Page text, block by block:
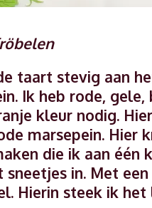
taart stevig aan
Ik heb rode,
kleur nodig.
marsepein. Hier
die ik aan één
sneetjes in. Met
Hierin steek ik het